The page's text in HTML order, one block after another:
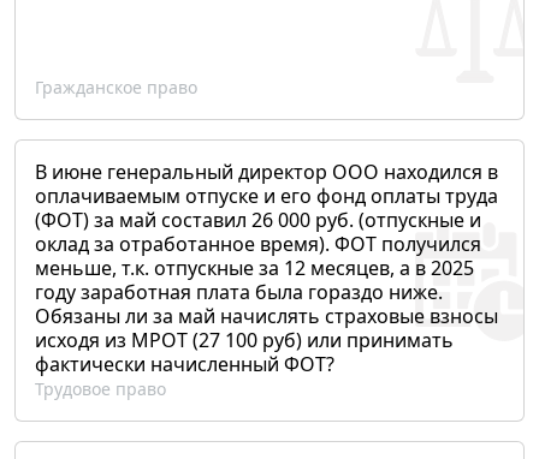
Гражданское право
В июне генеральный директор ООО находился в
оплачиваемым отпуске и его фонд оплаты труда
(ФОТ) за май составил 26 000 руб. (отпускные и
оклад за отработанное время). ФОТ получился
меньше, т.к. отпускные за 12 месяцев, а в 2025
году заработная плата была гораздо ниже.
Обязаны ли за май начислять страховые взносы
исходя из МРОТ (27 100 руб) или принимать
фактически начисленный ФОТ?
Трудовое право